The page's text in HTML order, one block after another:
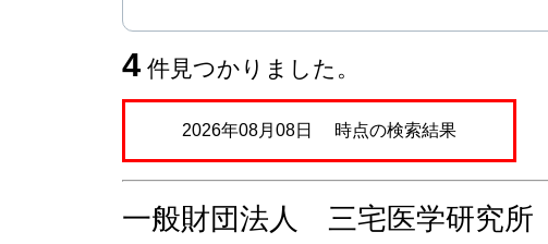
4 件見つかりました。
2026年08月08日 時点の検索結果
一般財団法人 三宅医学研究